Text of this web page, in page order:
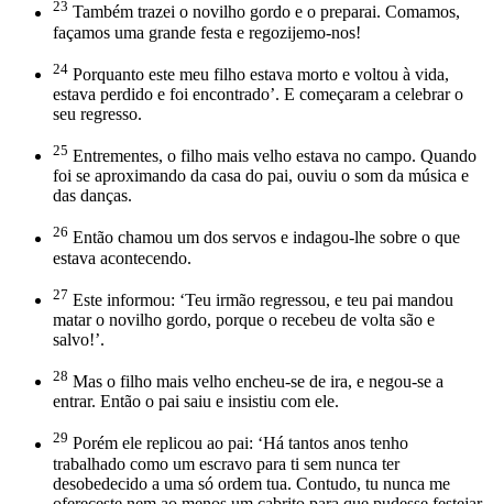
23 Também trazei o novilho gordo e o preparai. Comamos,
façamos uma grande festa e regozijemo-nos!
24 Porquanto este meu filho estava morto e voltou à vida,
estava perdido e foi encontrado’. E começaram a celebrar o
seu regresso.
25 Entrementes, o filho mais velho estava no campo. Quando
foi se aproximando da casa do pai, ouviu o som da música e
das danças.
26 Então chamou um dos servos e indagou-lhe sobre o que
estava acontecendo.
27 Este informou: ‘Teu irmão regressou, e teu pai mandou
matar o novilho gordo, porque o recebeu de volta são e
salvo!’.
28 Mas o filho mais velho encheu-se de ira, e negou-se a
entrar. Então o pai saiu e insistiu com ele.
29 Porém ele replicou ao pai: ‘Há tantos anos tenho
trabalhado como um escravo para ti sem nunca ter
desobedecido a uma só ordem tua. Contudo, tu nunca me